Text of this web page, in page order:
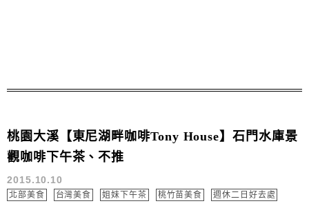
桃園大溪【東尼湖畔咖啡Tony House】石門水庫景
觀咖啡下午茶、不推
2015.10.10
北部美食 台灣美食 姐妹下午茶 桃竹苗美食 週休二日好去處